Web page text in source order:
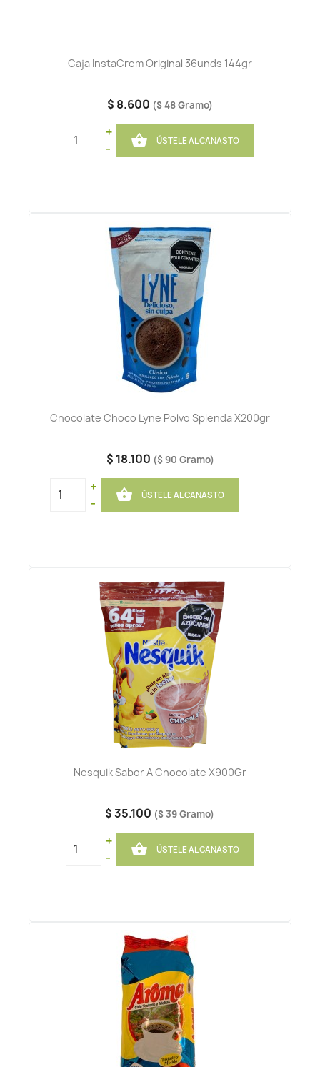
Caja InstaCrem Original 36unds 144gr
$ 8.600 ($ 48 Gramo)
+
-
 ÚSTELE AL CANASTO
Chocolate Choco Lyne Polvo Splenda X200gr
$ 18.100 ($ 90 Gramo)
+
-
 ÚSTELE AL CANASTO
Nesquik Sabor A Chocolate X900Gr
$ 35.100 ($ 39 Gramo)
+
-
 ÚSTELE AL CANASTO